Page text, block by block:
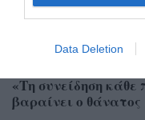
Data Deletion
«Τη συνείδηση
βαραίνει ο